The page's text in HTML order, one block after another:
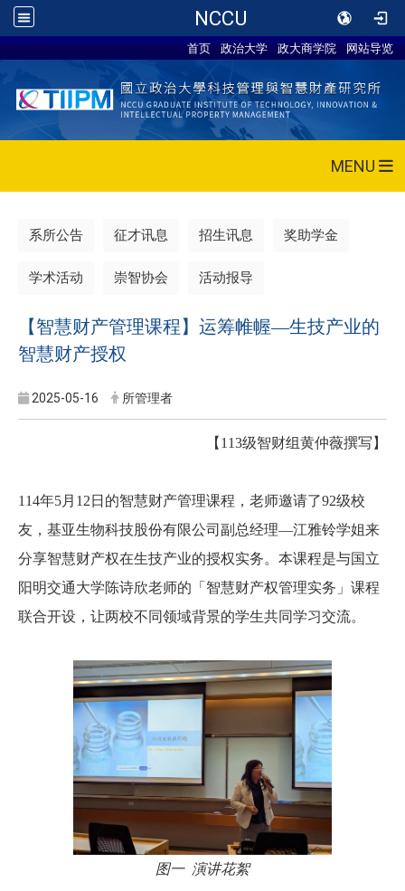
NCCU
首页 政治大学 政大商学院 网站导览
MENU
系所公告 征才讯息 招生讯息 奖助学金
学术活动 崇智协会 活动报导
【智慧财产管理课程】运筹帷幄—生技产业的
智慧财产授权
2025-05-16 所管理者
【113级智财组黄仲薇撰写】
114年5月12日的智慧财产管理课程，老师邀请了92级校
友，基亚生物科技股份有限公司副总经理—江雅铃学姐来
分享智慧财产权在生技产业的授权实务。本课程是与国立
阳明交通大学陈诗欣老师的「智慧财产权管理实务」课程
联合开设，让两校不同领域背景的学生共同学习交流。
图一 演讲花絮